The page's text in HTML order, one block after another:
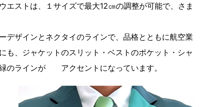
エストは、１サイズで最大12㎝の調整が可能で、さま
デザインとネクタイのラインで、品格とともに航空業
も、ジャケットのスリット・ベストのポケット・シャ
のラインが アクセントになっています。